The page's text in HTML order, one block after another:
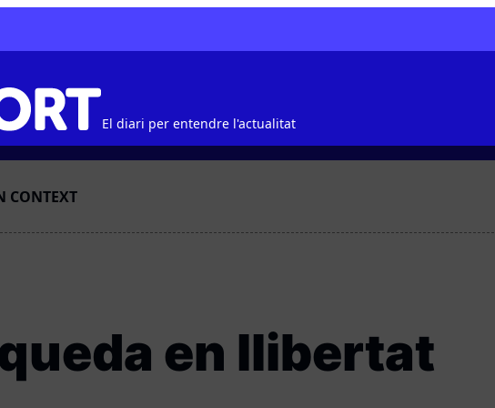
El diari per entendre l'actualitat
CONTEXT
en llibertat